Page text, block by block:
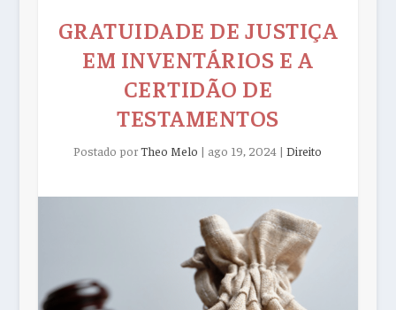
GRATUIDADE DE JUSTIÇA
EM INVENTÁRIOS E A
CERTIDÃO DE
TESTAMENTOS
Postado porTheo Melo | ago 19, 2024 |Direito